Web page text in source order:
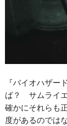
『バイオハザー
ば？ サムライ
確かにそれらも
度があるのでは